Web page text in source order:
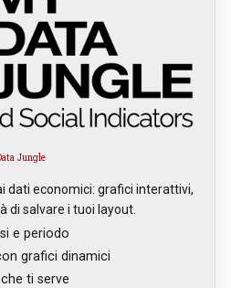
Jungle
dati economici: grafici interattivi,
di salvare i tuoi layout.
e periodo
grafici dinamici
ti serve